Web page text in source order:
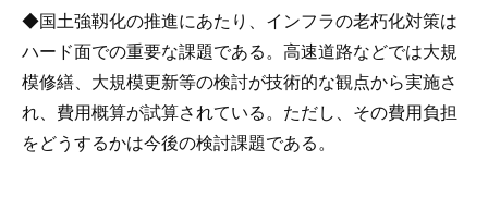
◆国土強靱化の推進にあたり、インフラの老朽化対策は
ハード面での重要な課題である。高速道路などでは大規
模修繕、大規模更新等の検討が技術的な観点から実施さ
れ、費用概算が試算されている。ただし、その費用負担
をどうするかは今後の検討課題である。